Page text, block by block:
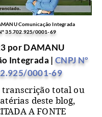
Comunicação Integrada
35.702.925/0001-69
por DAMANU
Integrada | CNPJ Nº
/0001-69
transcrição total ou
deste blog,
A FONTE